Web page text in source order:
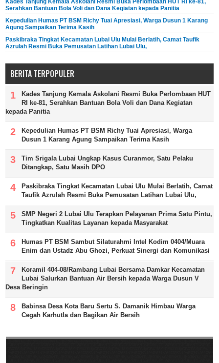
Kades Tanjung Kemala Askolani Resmi Buka Perlombaan HUT RI ke-81,
Serahkan Bantuan Bola Voli dan Dana Kegiatan kepada Panitia
Kepedulian Humas PT BSM Richy Tuai Apresiasi, Warga Dusun 1 Karang
Agung Sampaikan Terima Kasih
Paskibraka Tingkat Kecamatan Lubai Ulu Mulai Berlatih, Camat Taufik
Azrulah Resmi Buka Pemusatan Latihan Lubai Ulu,
BERITA TERPOPULER
Kades Tanjung Kemala Askolani Resmi Buka Perlombaan HUT
RI ke-81, Serahkan Bantuan Bola Voli dan Dana Kegiatan
kepada Panitia
Kepedulian Humas PT BSM Richy Tuai Apresiasi, Warga
Dusun 1 Karang Agung Sampaikan Terima Kasih
Tim Srigala Lubai Ungkap Kasus Curanmor, Satu Pelaku
Ditangkap, Satu Masih DPO
Paskibraka Tingkat Kecamatan Lubai Ulu Mulai Berlatih, Camat
Taufik Azrulah Resmi Buka Pemusatan Latihan Lubai Ulu,
SMP Negeri 2 Lubai Ulu Terapkan Pelayanan Prima Satu Pintu,
Tingkatkan Kualitas Layanan kepada Masyarakat
Humas PT BSM Sambut Silaturahmi Intel Kodim 0404/Muara
Enim dan Ustadz Abu Ghozi, Perkuat Sinergi dan Komunikasi
Koramil 404-08/Rambang Lubai Bersama Damkar Kecamatan
Lubai Salurkan Bantuan Air Bersih kepada Warga Dusun V
Desa Beringin
Babinsa Desa Kota Baru Sertu S. Damanik Himbau Warga
Cegah Karhutla dan Bagikan Air Bersih